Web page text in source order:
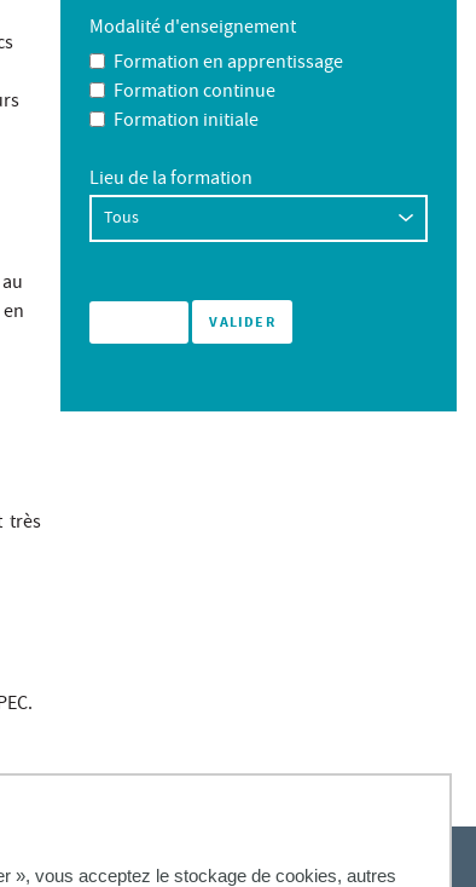
», vous acceptez le stockage de cookies, autres
très
Modalité d'enseignement
Formation en apprentissage
Formation continue
Formation initiale
Lieu de la formation